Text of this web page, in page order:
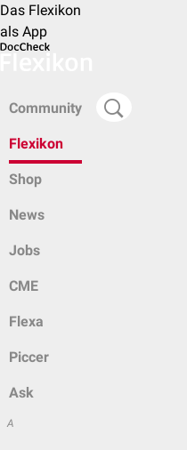
Das Flexikon
als App
Community
Flexikon
Shop
News
Jobs
CME
Flexa
Piccer
Ask
A